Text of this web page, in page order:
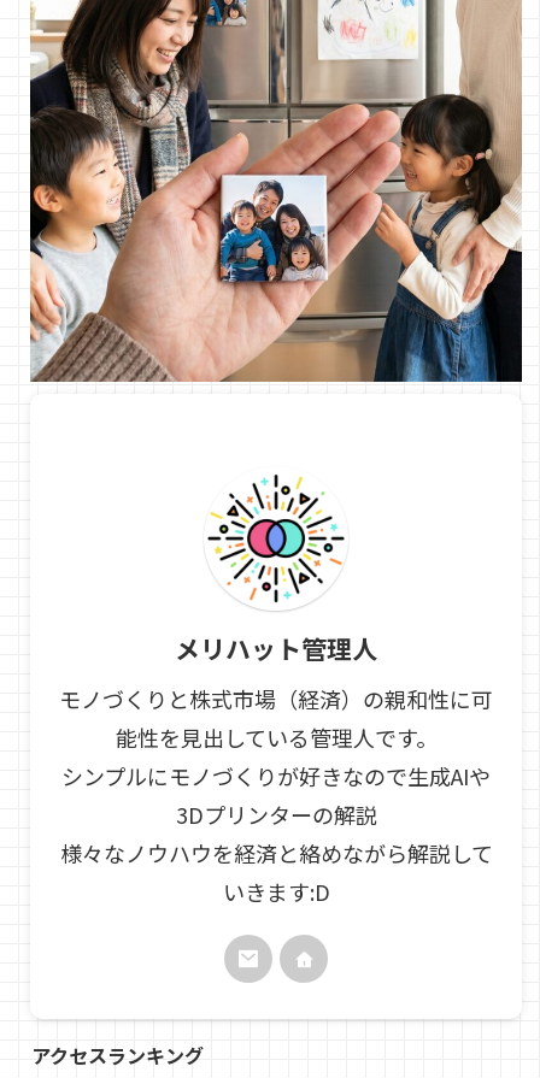
メリハット管理人
モノづくりと株式市場（経済）の親和性に可
能性を見出している管理人です。
シンプルにモノづくりが好きなので生成AIや
3Dプリンターの解説
様々なノウハウを経済と絡めながら解説して
いきます:D
アクセスランキング